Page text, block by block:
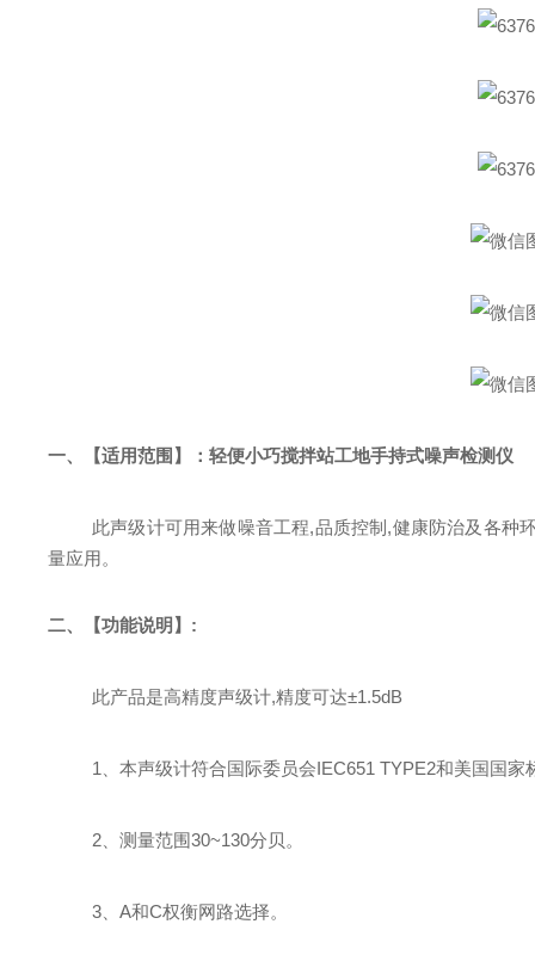
一、 【适用范围 】 ： 轻便小巧搅拌站工地手持式噪声检测仪
此声级计可用来做噪音工程,品质控制,健康防治及各种
量应用。
二、 【功能说明 】 :
此产品是高精度声级计,精度可达±1.5dB
1、本声级计符合国际委员会IEC651 TYPE2和美国国家
2、测量范围30~130分贝 。
3、A和C权衡网路选择。